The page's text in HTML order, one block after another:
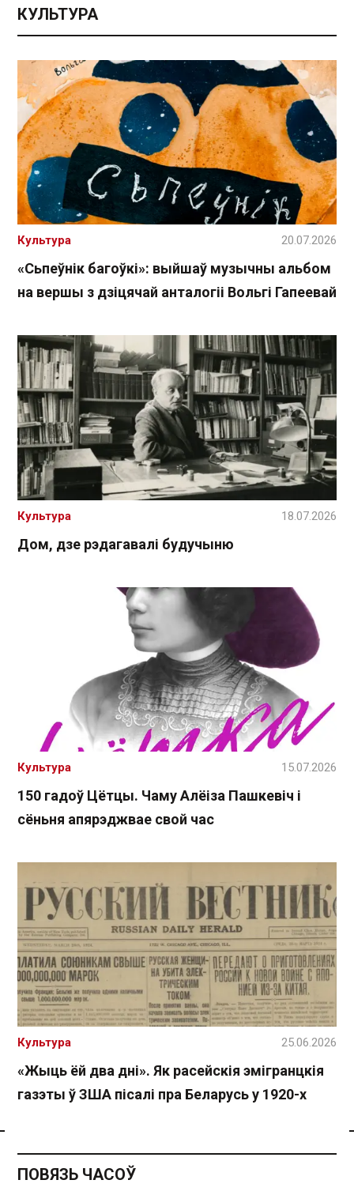
КУЛЬТУРА
«Сьпеўнік багоўкі»: выйшаў музычны альбом
на вершы з дзіцячай анталогіі Вольгі Гапеевай
Культура 20.07.2026
Дом, дзе рэдагавалі будучыню
Культура 18.07.2026
150 гадоў Цётцы. Чаму Алёіза Пашкевіч і
сёньня апярэджвае свой час
Культура 15.07.2026
«Жыць ёй два дні». Як расейскія эмігранцкія
газэты ў ЗША пісалі пра Беларусь у 1920-х
Культура 25.06.2026
ПОВЯЗЬ ЧАСОЎ